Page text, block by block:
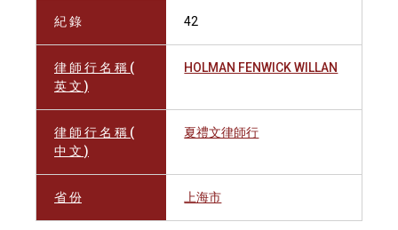
紀 錄 42
律 師 行 名 稱 (
英 文 )
HOLMAN FENWICK WILLAN
律 師 行 名 稱 (
中 文 )
夏禮文律師行
省 份 上海市